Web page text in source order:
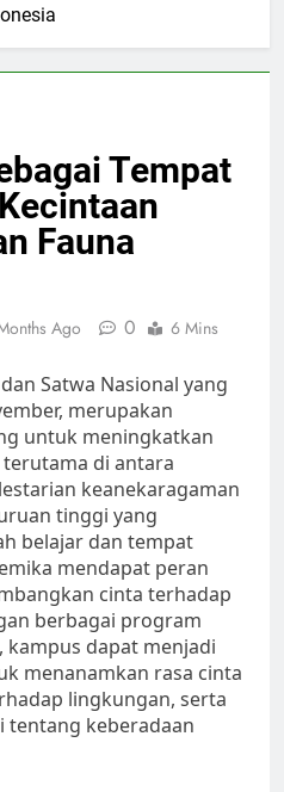
Tempat
Fauna
Ago 0 6 Mins
Satwa Nasional yang
merupakan
untuk meningkatkan
di antara
keanekaragaman
tinggi yang
belajar dan tempat
mendapat peran
cinta terhadap
berbagai program
dapat menjadi
menanamkan rasa cinta
lingkungan, serta
tentang keberadaan